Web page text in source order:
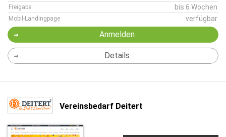
Freigabe bis 6 Wochen
Mobil-Landingpage verfügbar
Anmelden
Details
Vereinsbedarf Deitert